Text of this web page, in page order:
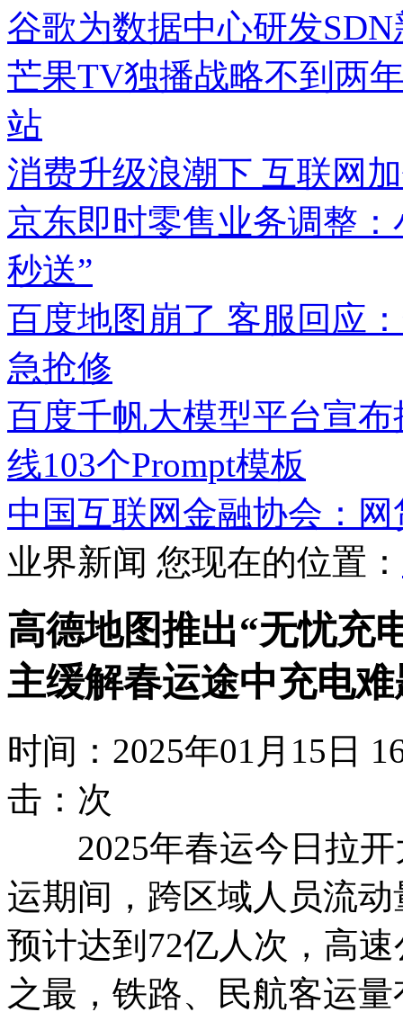
谷歌为数据中心研发SDN
芒果TV独播战略不到两
站
消费升级浪潮下 互联网
京东即时零售业务调整
秒送”
百度地图崩了 客服回应
急抢修
百度千帆大模型平台宣
线103个Prompt模板
中国互联网金融协会：
业界新闻 您现在的位置：
高德地图推出“无忧充
主缓解春运途中充电难
时间：2025年01月15
击： 次
2025年春运今日拉开
运期间，跨区域人员流
预计达到72亿人次，高
之最，铁路、民航客运